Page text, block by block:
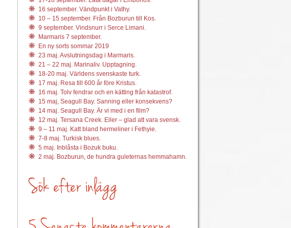
16 september. Vändpunkt i Vathy.
10 – 15 september. Från Bozburun till Kos.
9 september. Vindsnurr i Serce Limani.
Marmaris 7 september.
En ny sorts sommar 2019
23 maj. Avslutningsdag i Marmaris.
21 – 22 maj. Marinaliv. Upptagning.
18-20 maj. Världens svenskaste turk.
17 maj. Resa till 600 år före Kristus.
16 maj. Tolv fendrar och en kätting från katastrof.
15 maj, Seagull Bay. Sanning eller konsekvens?
14 maj. Seagull Bay. Är vi med i en film?
12 maj. Tersana Creek. Eller – glad att vara svensk.
9 – 11 maj. Katt bland hermeliner i Fethyie.
7-8 maj. Turkisk blues.
5 maj. Inblåsta i Bozuk buku.
2 maj. Bozburun, de hundra guleternas hemmahamn.